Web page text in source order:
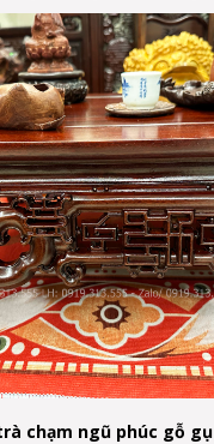
chạm ngũ phúc gỗ gụ